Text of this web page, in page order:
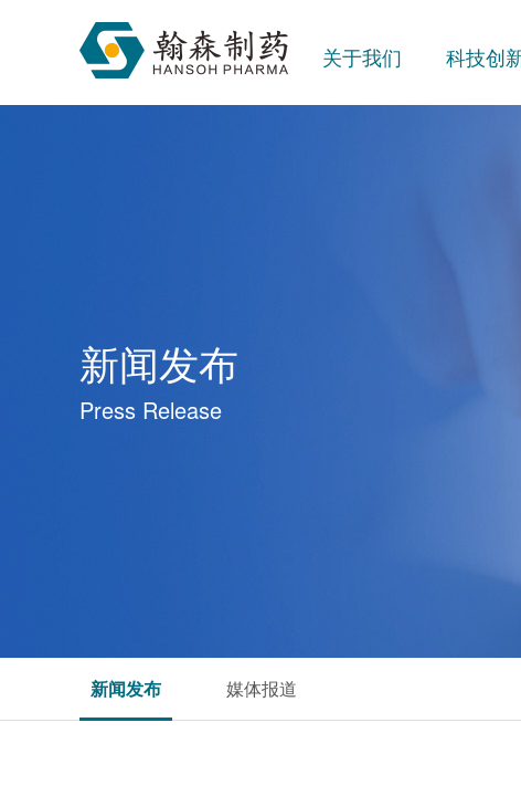
关于我们 科技创
新闻发布
Press Release
新闻发布 媒体报道